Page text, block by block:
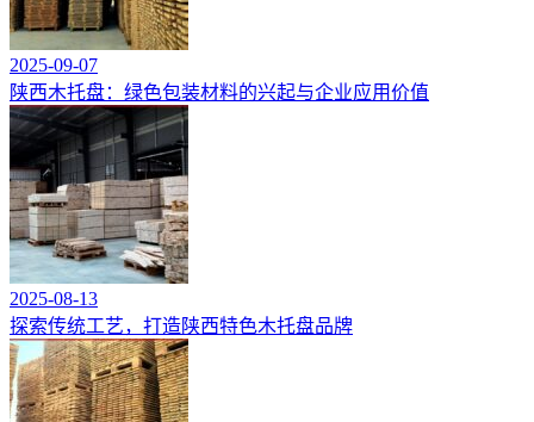
2025-09-07
陕西木托盘：绿色包装材料的兴起与企业应用价值
2025-08-13
探索传统工艺，打造陕西特色木托盘品牌